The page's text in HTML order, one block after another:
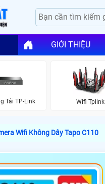
GIỚI THIỆU
Tải TP-Link Wifi Tplink
Wifi Không Dây Tapo C110